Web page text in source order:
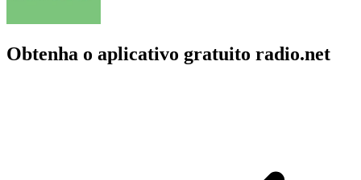
Obtenha o aplicativo gratuito radio.net